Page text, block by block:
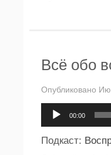
Всё обо
Опубликовано
00:00
Подкаст: